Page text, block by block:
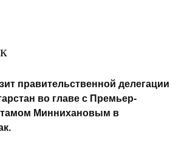
правительственной делегации
во главе с Премьер-
Миннихановым в